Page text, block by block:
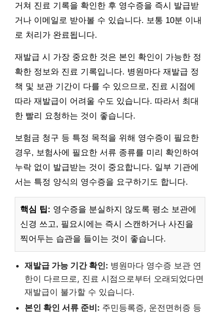
거쳐 진료 기록을 확인한 후 영수증을 즉시 발급받
거나 이메일로 받아볼 수 있습니다. 보통 10분 이내
로 처리가 완료됩니다.
재발급 시 가장 중요한 것은 본인 확인이 가능한 정
확한 정보와 진료 기록입니다. 병원마다 재발급 정
책 및 보관 기간이 다를 수 있으므로, 진료 시점에
따라 재발급이 어려울 수도 있습니다. 따라서 최대
한 빨리 요청하는 것이 좋습니다.
보험금 청구 등 특정 목적을 위해 영수증이 필요한
경우, 보험사에 필요한 서류 종류를 미리 확인하여
누락 없이 발급받는 것이 중요합니다. 일부 기관에
서는 특정 양식의 영수증을 요구하기도 합니다.
핵심 팁: 영수증을 분실하지 않도록 평소 보관에
신경 쓰고, 필요시에는 즉시 스캔하거나 사진을
찍어두는 습관을 들이는 것이 좋습니다.
재발급 가능 기간 확인: 병원마다 영수증 보관 연
한이 다르므로, 진료 시점으로부터 오래되었다면
재발급이 불가할 수 있습니다.
본인 확인 서류 준비: 주민등록증, 운전면허증 등